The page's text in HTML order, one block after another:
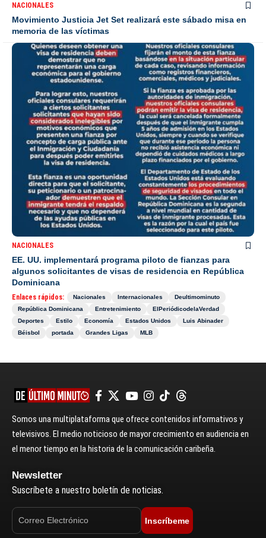
NACIONALES
Movimiento Justicia Jet Set realizará este sábado misa en
memoria de las víctimas
NACIONALES
EE. UU. implementará programa piloto de fianzas para
algunos solicitantes de visas de residencia en República
Dominicana
Enlaces rápidos: Nacionales Internacionales
Deultimominuto
República Dominicana
Entretenimiento
ElPeriódicodelaVerdad
Deportes
Estilo Economía Estados Unidos
Luis Abinader
Béisbol
portada Grandes Ligas MLB
Somos una multiplataforma que ofrece contenidos informativos y
televisivos. El medio noticioso de mayor crecimiento en audiencia en
el menor tiempo en la historia de la comunicación caribeña.
Newsletter
Suscríbete a nuestro boletín de noticias.
Inscríbeme